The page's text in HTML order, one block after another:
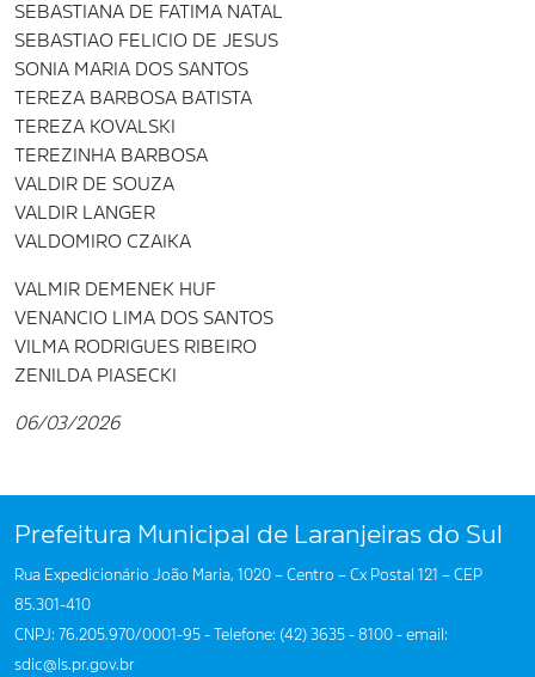
SEBASTIANA DE FATIMA NATAL
SEBASTIAO FELICIO DE JESUS
SONIA MARIA DOS SANTOS
TEREZA BARBOSA BATISTA
TEREZA KOVALSKI
TEREZINHA BARBOSA
VALDIR DE SOUZA
VALDIR LANGER
VALDOMIRO CZAIKA
VALMIR DEMENEK HUF
VENANCIO LIMA DOS SANTOS
VILMA RODRIGUES RIBEIRO
ZENILDA PIASECKI
06/03/2026
Prefeitura Municipal de Laranjeiras do Sul
Rua Expedicionário João Maria, 1020 – Centro – Cx Postal 121 – CEP
85.301-410
CNPJ: 76.205.970/0001-95 - Telefone: (42) 3635 - 8100 - email:
sdic@ls.pr.gov.br